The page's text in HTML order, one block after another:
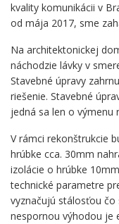
kvality komunikácii v
od mája 2017, sme
Na architektonickej
náchodzie lávky v
Stavebné úpravy
riešenie. Stavebné
jedná sa len o výmenu
V rámci rekonštrukcie
hrúbke cca. 30mm
izolácie o hrúbke
technické parametre
vyznačujú stálosťou čo
nespornou výhodou je